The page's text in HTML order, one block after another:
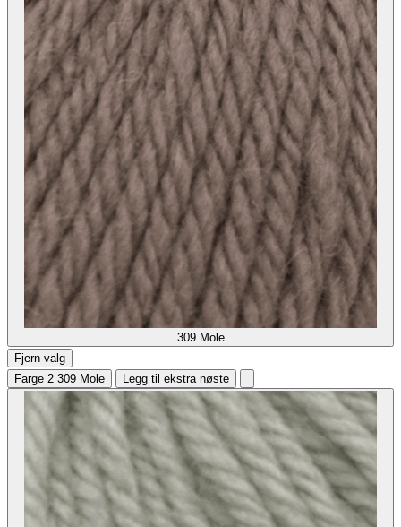
309 Mole
Fjern valg
Farge 2 309 Mole Legg til ekstra nøste